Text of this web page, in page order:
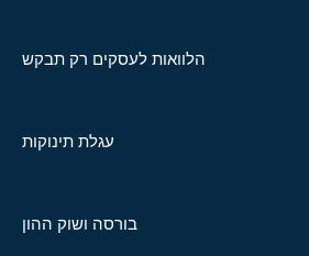
הלוואות לעסקים רק תבקש
עגלת תינוקות
בורסה ושוק ההון